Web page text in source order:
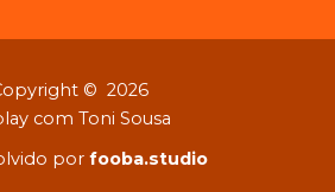
© 2026
com Toni Sousa
por fooba.studio